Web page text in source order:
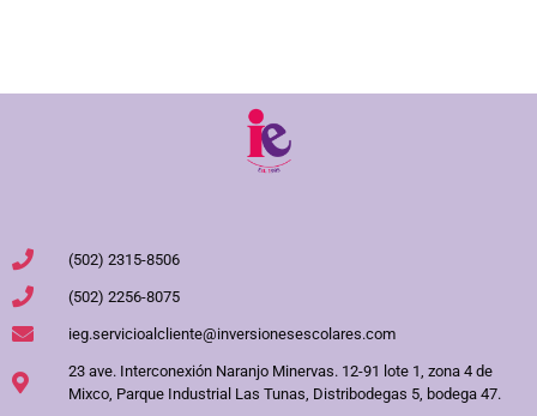
(502) 2315-8506
(502) 2256-8075
ieg.servicioalcliente@inversionesescolares.com
23 ave. Interconexión Naranjo Minervas. 12-91 lote 1, zona 4 de
Mixco, Parque Industrial Las Tunas, Distribodegas 5, bodega 47.